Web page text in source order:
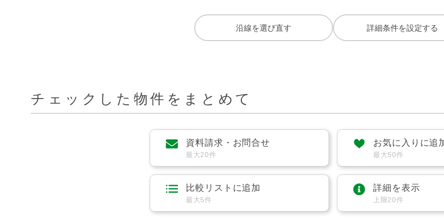
沿線を選び直す 詳細条件を設定する
チェックした物件をまとめて
資料請求・お問合せ
最大20件
お気に入りに追
最大50件
比較リストに追加
最大5件
詳細を表示
上限20件